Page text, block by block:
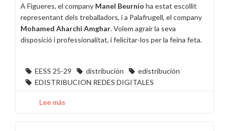
A Figueres, el company Manel Beurnio ha estat escollit
representant dels treballadors, i a Palafrugell, el company
Mohamed Aharchi Amghar. Volem agrair la seva
disposició i professionalitat, i felicitar-los per la feina feta.
EESS 25-29 distribución
edistribución
EDISTRIBUCION REDES DIGITALES
Lee más